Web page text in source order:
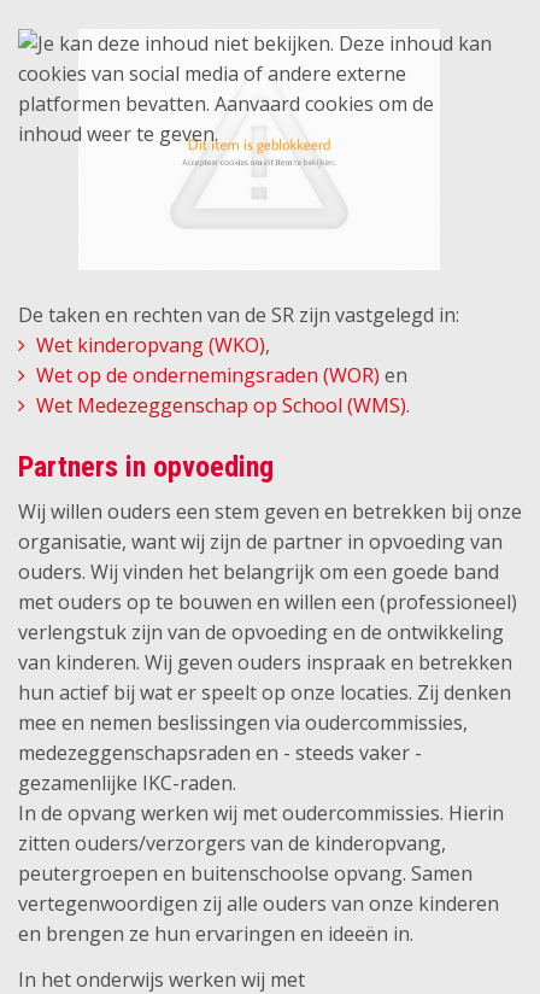
De taken en rechten van de SR zijn vastgelegd in:
Wet kinderopvang (WKO),
Wet op de ondernemingsraden (WOR) en
Wet Medezeggenschap op School (WMS).
Partners in opvoeding
Wij willen ouders een stem geven en betrekken bij onze
organisatie, want wij zijn de partner in opvoeding van
ouders. Wij vinden het belangrijk om een goede band
met ouders op te bouwen en willen een (professioneel)
verlengstuk zijn van de opvoeding en de ontwikkeling
van kinderen. Wij geven ouders inspraak en betrekken
hun actief bij wat er speelt op onze locaties. Zij denken
mee en nemen beslissingen via oudercommissies,
medezeggenschapsraden en - steeds vaker -
gezamenlijke IKC-raden.
In de opvang werken wij met oudercommissies. Hierin
zitten ouders/verzorgers van de kinderopvang,
peutergroepen en buitenschoolse opvang. Samen
vertegenwoordigen zij alle ouders van onze kinderen
en brengen ze hun ervaringen en ideeën in.
In het onderwijs werken wij met